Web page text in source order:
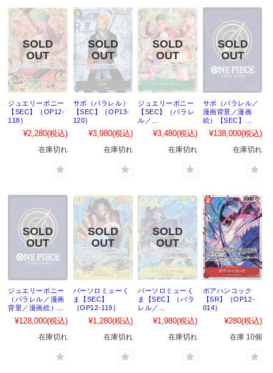
ジュエリーボニー
【SEC】｛OP12-
118｝
¥2,280(税込)
在庫切れ
サボ（パラレル）
【SEC】｛OP13-
120｝
¥3,980(税込)
在庫切れ
ジュエリーボニー
【SEC】（パラレ
ル／
illust:HashimotoQ
）｛OP12-118｝
¥3,480(税込)
在庫切れ
サボ（パラレル／
漫画背景／漫画
絵）【SEC】
｛OP13-120｝
¥138,000(税込)
在庫切れ
ジュエリーボニー
（パラレル／漫画
背景／漫画絵）
【SEC】｛OP12-
118｝
¥128,000(税込)
在庫切れ
バーソロミューく
ま【SEC】
｛OP12-119｝
¥1,280(税込)
在庫切れ
バーソロミューく
ま【SEC】（パラ
レル／
illust:TAPIOCA）
｛OP12-119｝
¥1,980(税込)
在庫切れ
ボアハンコック
【SR】｛OP12-
014｝
¥280(税込)
在庫 10個